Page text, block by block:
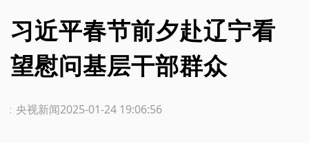
习近平春节前夕赴辽宁看
望慰问基层干部群众
2025-01-24 19:06:56
：央视新闻